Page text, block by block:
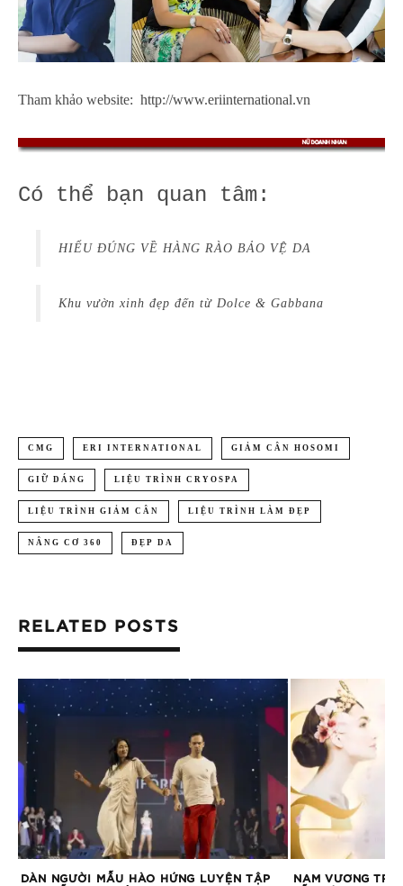
Tham khảo website: http://www.eriinternational.vn
Có thể bạn quan tâm:
HIỂU ĐÚNG VỀ HÀNG RÀO BẢO VỆ DA
Khu vườn xinh đẹp đến từ Dolce & Gabbana
CMG ERI INTERNATIONAL GIẢM CÂN HOSOMI
GIỮ DÁNG LIỆU TRÌNH CRYOSPA
LIỆU TRÌNH GIẢM CÂN LIỆU TRÌNH LÀM ĐẸP
NÂNG CƠ 360 ĐẸP DA
RELATED POSTS
DÀN NGƯỜI MẪU HÀO HỨNG LUYỆN TẬP
NAM VƯƠNG